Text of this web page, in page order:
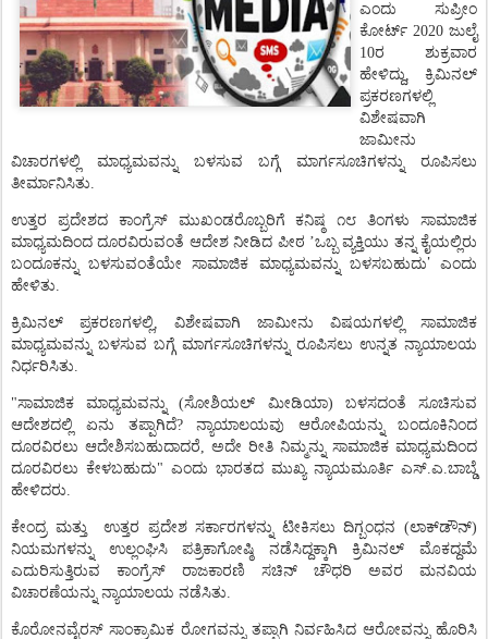
ಎಂದು
ಸುಪ್ರೀಂ
ಕೋರ್ಟ್ 2020 ಜುಲೈ
10ರ ಶುಕ್ರವಾರ
ಹೇಳಿದ್ದು, ಕ್ರಿಮಿನಲ್
ಪ್ರಕರಣಗಳಲ್ಲಿ
ವಿಶೇಷವಾಗಿ
ಜಾಮೀನು
ವಿಚಾರಗಳಲ್ಲಿ
ಮಾಧ್ಯಮವನ್ನು ಬಳಸುವ ಬಗ್ಗೆ ಮಾರ್ಗಸೂಚಿಗಳನ್ನು
ರೂಪಿಸಲು
ತೀರ್ಮಾನಿಸಿತು.
ಉತ್ತರ ಪ್ರದೇಶದ ಕಾಂಗ್ರೆಸ್ ಮುಖಂಡರೊಬ್ಬರಿಗೆ ಕನಿಷ್ಠ ೧೮ ತಿಂಗಳು
ಸಾಮಾಜಿಕ
ಮಾಧ್ಯಮದಿಂದ ದೂರವಿರುವಂತೆ ಆದೇಶ ನೀಡಿದ ಪೀಠ ’ಒಬ್ಬ ವ್ಯಕ್ತಿಯು ತನ್ನ ಕೈಯಲ್ಲಿರು
ಬಂದೂಕನ್ನು
ಬಳಸುವಂತೆಯೇ ಸಾಮಾಜಿಕ ಮಾಧ್ಯಮವನ್ನು ಬಳಸಬಹುದು’
ಎಂದು
ಹೇಳಿತು.
ಕ್ರಿಮಿನಲ್ ಪ್ರಕರಣಗಳಲ್ಲಿ, ವಿಶೇಷವಾಗಿ ಜಾಮೀನು ವಿಷಯಗಳಲ್ಲಿ
ಸಾಮಾಜಿಕ
ಮಾಧ್ಯಮವನ್ನು ಬಳಸುವ ಬಗ್ಗೆ ಮಾರ್ಗಸೂಚಿಗಳನ್ನು ರೂಪಿಸಲು ಉನ್ನತ ನ್ಯಾಯಾಲಯ
ನಿರ್ಧರಿಸಿತು.
"ಸಾಮಾಜಿಕ ಮಾಧ್ಯಮವನ್ನು (ಸೋಶಿಯಲ್ ಮೀಡಿಯಾ) ಬಳಸದಂತೆ
ಸೂಚಿಸುವ
ಆದೇಶದಲ್ಲಿ
ಏನು ತಪ್ಪಾಗಿದೆ?ನ್ಯಾಯಾಲಯವು ಆರೋಪಿಯನ್ನು
ಬಂದೂಕಿನಿಂದ
ದೂರವಿರಲು ಆದೇಶಿಸಬಹುದಾದರೆ, ಅದೇ ರೀತಿ ನಿಮ್ಮನ್ನು ಸಾಮಾಜಿಕ ಮಾಧ್ಯಮದಿಂದ
ದೂರವಿರಲು ಕೇಳಬಹುದು" ಎಂದು ಭಾರತದ ಮುಖ್ಯ ನ್ಯಾಯಮೂರ್ತಿ ಎಸ್.ಎ.ಬಾಬ್ಡೆ
ಹೇಳಿದರು.
ಕೇಂದ್ರ ಮತ್ತು ಉತ್ತರ ಪ್ರದೇಶ ಸರ್ಕಾರಗಳನ್ನು ಟೀಕಿಸಲು ದಿಗ್ಬಂಧನ (ಲಾಕ್ಡೌನ್)
ನಿಯಮಗಳನ್ನು
ಉಲ್ಲಂಘಿಸಿ ಪತ್ರಿಕಾಗೋಷ್ಠಿ ನಡೆಸಿದ್ದಕ್ಕಾಗಿ ಕ್ರಿಮಿನಲ್
ಮೊಕದ್ದಮೆ
ಎದುರಿಸುತ್ತಿರುವ
ಕಾಂಗ್ರೆಸ್ ರಾಜಕಾರಣಿ ಸಚಿನ್ ಚೌಧರಿ ಅವರ
ಮನವಿಯ
ವಿಚಾರಣೆಯನ್ನು ನ್ಯಾಯಾಲಯ ನಡೆಸಿತು.
ಕೊರೋನವೈರಸ್ ಸಾಂಕ್ರಾಮಿಕ ರೋಗವನ್ನು ತಪ್ಪಾಗಿ ನಿರ್ವಹಿಸಿದ ಆರೋವನ್ನು ಹೊರಿಸಿ